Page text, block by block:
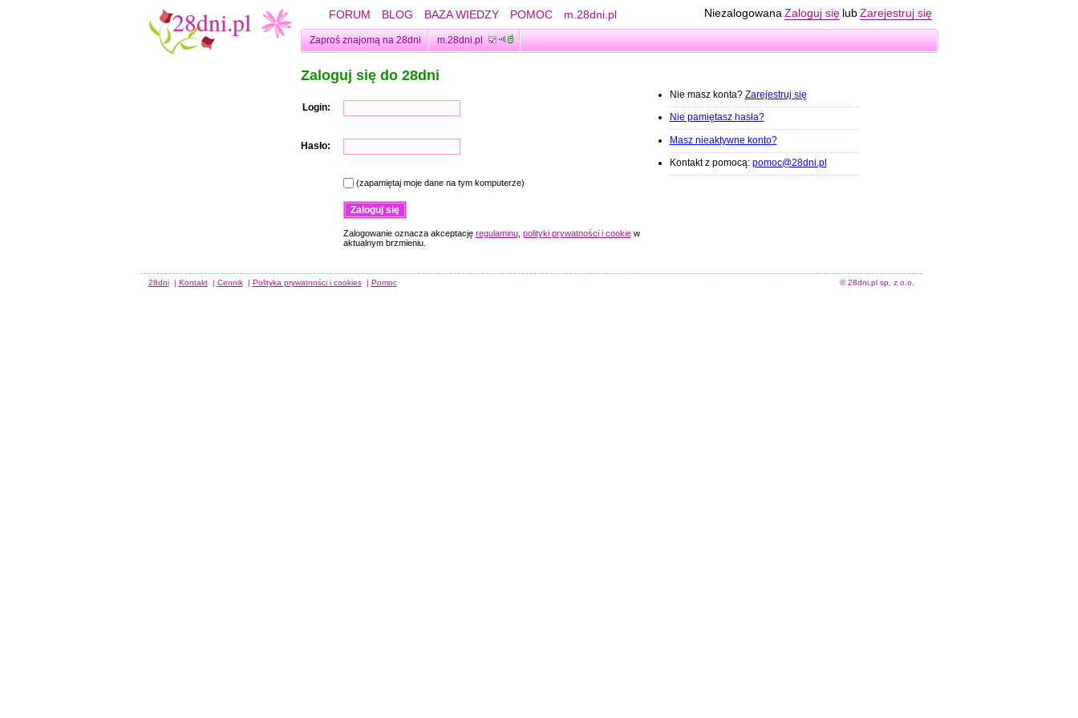
FORUM BLOG BAZA WIEDZY POMOC m.28dni.pl Niezalogowana Zaloguj się lub Zarejestruj się
Zaproś znajomą na 28dni m.28dni.pl
Zaloguj się do 28dni
Nie masz konta? Zarejestruj się
Nie pamiętasz hasła?
Masz nieaktywne konto?
Kontakt z pomocą: pomoc@28dni.pl
Login:
Hasło:
(zapamiętaj moje dane na tym komputerze)
Zalogowanie oznacza akceptację regulaminu, polityki prywatności i cookiew
aktualnym brzmieniu.
28dni | Kontakt | Cennik | Polityka prywatności i cookies | Pomoc © 28dni.pl sp. z o.o.